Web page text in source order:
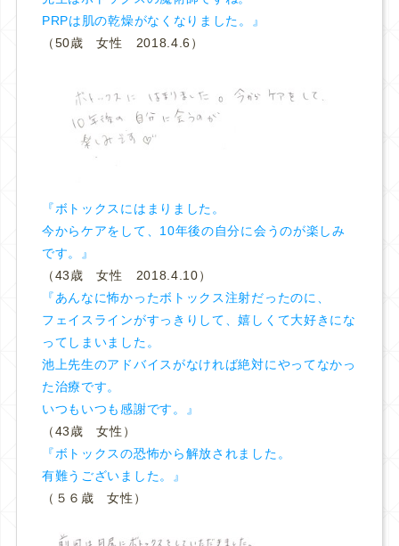
PRPは肌の乾燥がなくなりました。』
（50歳 女性 2018.4.6）
『ボトックスにはまりました。
今からケアをして、10年後の自分に会うのが楽しみ
です。』
（43歳 女性 2018.4.10）
『あんなに怖かったボトックス注射だったのに、
フェイスラインがすっきりして、嬉しくて大好きにな
ってしまいました。
池上先生のアドバイスがなければ絶対にやってなかっ
た治療です。
いつもいつも感謝です。』
（43歳 女性）
『ボトックスの恐怖から解放されました。
有難うございました。』
（５６歳 女性）